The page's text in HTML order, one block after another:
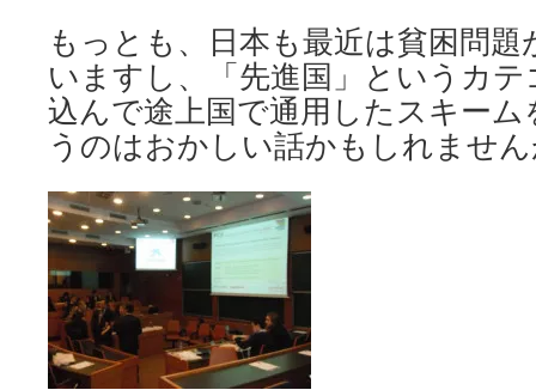
もっとも、日本も最近は貧困問
いますし、「先進国」というカ
込んで途上国で通用したスキー
うのはおかしい話かもしれませ